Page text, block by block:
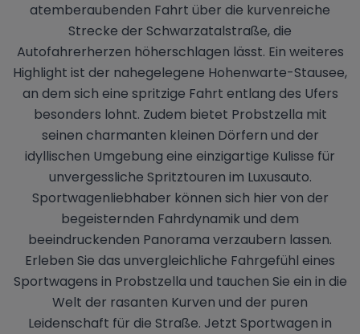
atemberaubenden Fahrt über die kurvenreiche
Strecke der Schwarzatalstraße, die
Autofahrerherzen höherschlagen lässt. Ein weiteres
Highlight ist der nahegelegene Hohenwarte-Stausee,
an dem sich eine spritzige Fahrt entlang des Ufers
besonders lohnt. Zudem bietet Probstzella mit
seinen charmanten kleinen Dörfern und der
idyllischen Umgebung eine einzigartige Kulisse für
unvergessliche Spritztouren im Luxusauto.
Sportwagenliebhaber können sich hier von der
begeisternden Fahrdynamik und dem
beeindruckenden Panorama verzaubern lassen.
Erleben Sie das unvergleichliche Fahrgefühl eines
Sportwagens in Probstzella und tauchen Sie ein in die
Welt der rasanten Kurven und der puren
Leidenschaft für die Straße. Jetzt Sportwagen in